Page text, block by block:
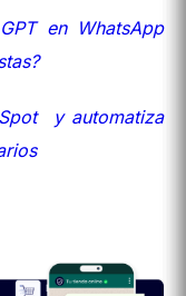
en WhatsApp
y automatiza